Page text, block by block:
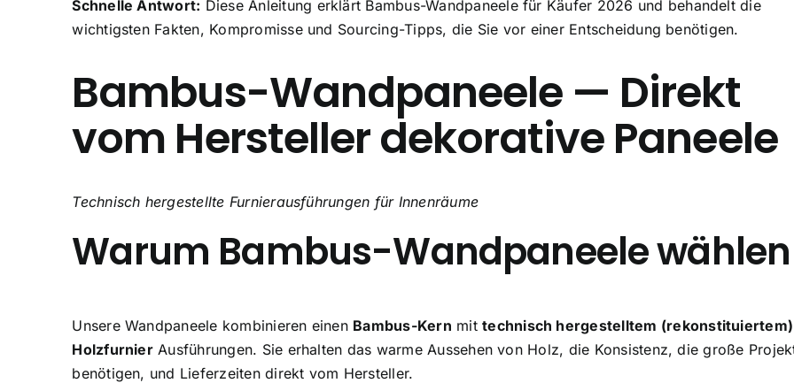
Schnelle Antwort: Diese Anleitung erklärt Bambus-Wandpaneele für Käufer 2026 und behandelt die
wichtigsten Fakten, Kompromisse und Sourcing-Tipps, die Sie vor einer Entscheidung benötigen.
Bambus-Wandpaneele — Direkt
vom Hersteller dekorative Paneele
Technisch hergestellte Furnierausführungen für Innenräume
Warum Bambus-Wandpaneele wählen
Unsere Wandpaneele kombinieren einen Bambus-Kern mittechnisch hergestelltem (rekonstituiertem)
HolzfurnierAusführungen. Sie erhalten das warme Aussehen von Holz, die Konsistenz, die große
benötigen, und Lieferzeiten direkt vom Hersteller.